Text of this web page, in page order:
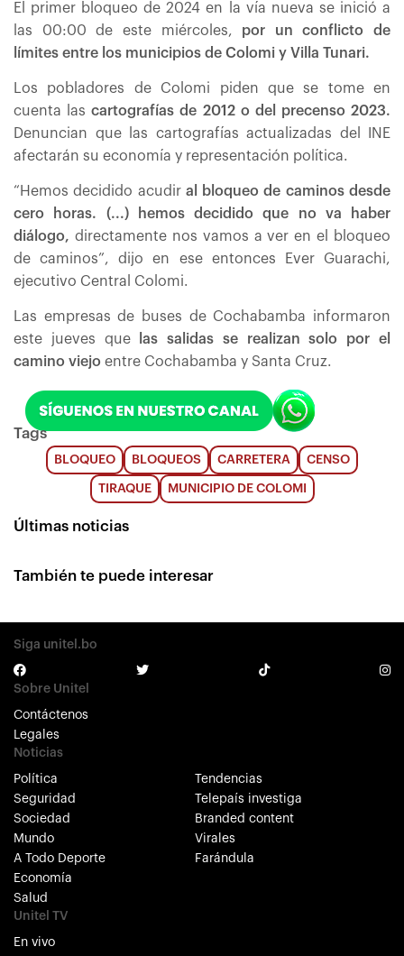
El primer bloqueo de 2024 en la vía nueva se inició a
las 00:00 de este miércoles, por un conflicto de
límites entre los municipios de Colomi y Villa Tunari.
Los pobladores de Colomi piden que se tome en
cuenta lascartografías de 2012 o del precenso 2023.
Denuncian que las cartografías actualizadas del INE
afectarán su economía y representación política.
“Hemos decidido acudir al bloqueo de caminos desde
cero horas. (...) hemos decidido que no va haber
diálogo, directamente nos vamos a ver en el bloqueo
de caminos”, dijo en ese entonces Ever Guarachi,
ejecutivo Central Colomi.
Las empresas de buses de Cochabamba informaron
este jueves quelas salidas se realizan solo por el
camino viejo entre Cochabamba y Santa Cruz.
Tags
BLOQUEO BLOQUEOS CARRETERA CENSO
TIRAQUE MUNICIPIO DE COLOMI
Últimas noticias
También te puede interesar
Siga unitel.bo
Sobre Unitel
Contáctenos
Legales
Noticias
Política
Seguridad
Sociedad
Mundo
A Todo Deporte
Economía
Salud
Tendencias
Telepaís investiga
Branded content
Virales
Farándula
Unitel TV
En vivo